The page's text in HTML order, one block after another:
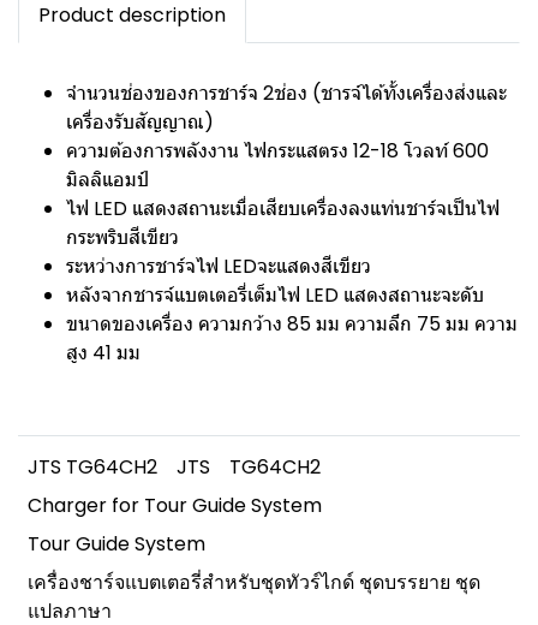
Product description
จำนวนช่องของการชาร์จ 2ช่อง (ชารจ์ได้ทั้งเครื่องส่งและ
เครื่องรับสัญญาณ)
ความต้องการพลังงาน ไฟกระแสตรง 12-18 โวลท์ 600
มิลลิแอมป์
ไฟ LED แสดงสถานะเมื่อเสียบเครื่องลงแท่นชาร์จเป็นไฟ
กระพริบสีเขียว
ระหว่างการชาร์จไฟ LEDจะแสดงสีเขียว
หลังจากชารจ์แบตเตอรี่เต็มไฟ LED แสดงสถานะจะดับ
ขนาดของเครื่อง ความกว้าง 85 มม ความลึก 75 มม ความ
สูง 41 มม
JTS TG64CH2 JTS
TG64CH2
Charger for Tour Guide System
Tour Guide System
เครื่องชาร์จแบตเตอรี่สำหรับชุดทัวร์ไกด์ ชุดบรรยาย ชุด
แปลภาษา